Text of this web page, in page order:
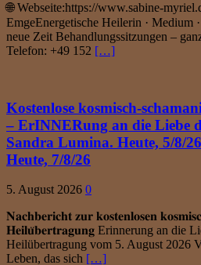
🌐 Webseite:https://www.sabine-
EmgeEnergetische Heilerin · Medium
neue Zeit Behandlungssitzungen –
Telefon: +49 152 […]
Kostenlose kosmisch-
– ErINNERung an die Liebe
Sandra Lumina. Heute, 5/8/
Heute, 7/8/26
5. August 2026 0
𝐍𝐚𝐜𝐡𝐛𝐞𝐫𝐢𝐜𝐡𝐭 𝐳𝐮𝐫 𝐤𝐨𝐬𝐭𝐞𝐧𝐥𝐨𝐬𝐞𝐧
𝐇𝐞𝐢𝐥𝐮̈𝐛𝐞𝐫𝐭𝐫𝐚𝐠𝐮𝐧𝐠 Erinnerung an die
Heilübertragung vom 5. August 2026
Leben, das sich […]